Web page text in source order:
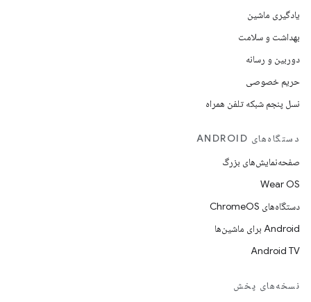
یادگیری ماشین
بهداشت و سلامت
دوربین و رسانه
حریم خصوصی
نسل پنجم شبکه تلفن همراه
دستگاه‌های ANDROID
صفحه‌نمایش‌های بزرگ
Wear OS
دستگاه‌های ChromeOS
Android برای ماشین‌ها
Android TV
نسخه‌های پخش